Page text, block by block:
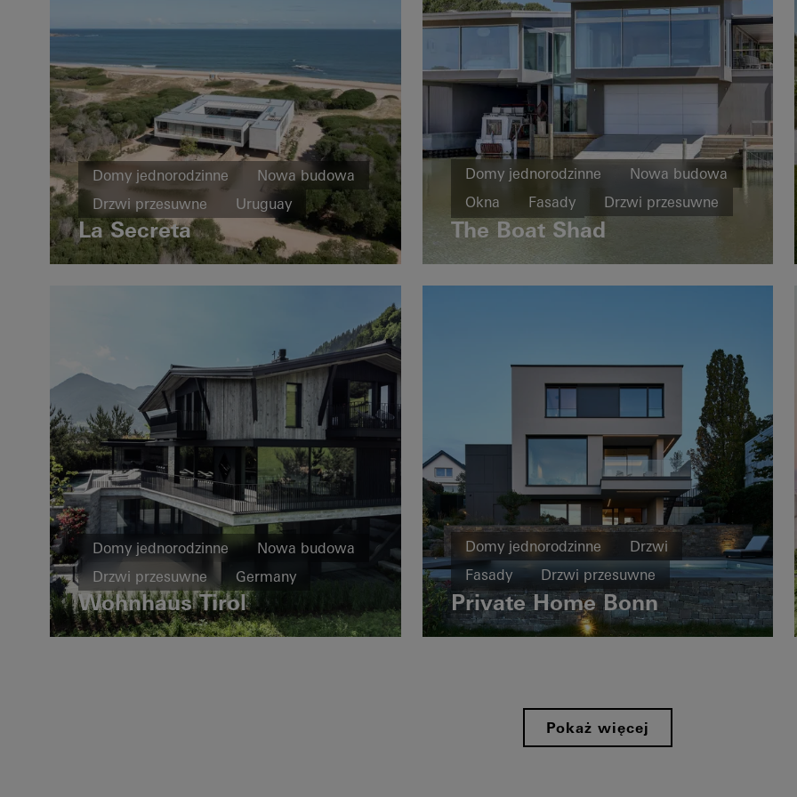
Domy jednorodzinne
Nowa budowa
Drzwi przesuwne
Uruguay
La Secreta
Domy jednorodzinne
Nowa budowa
Okna
Fasady
Drzwi przesuwne
Australia
The Boat Shad
Domy jednorodzinne
Nowa budowa
Drzwi przesuwne
Germany
Wohnhaus Tirol
Domy jednorodzinne
Drzwi
Fasady
Drzwi przesuwne
Germany
Private Home Bonn
Pokaż więcej